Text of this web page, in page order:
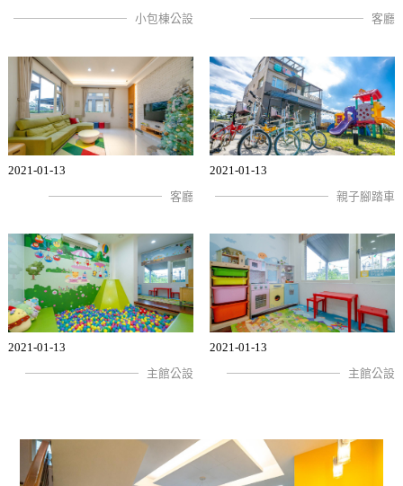
小包棟公設 客廳
2021-01-13
客廳
2021-01-13
親子腳踏車
2021-01-13
主館公設
2021-01-13
主館公設